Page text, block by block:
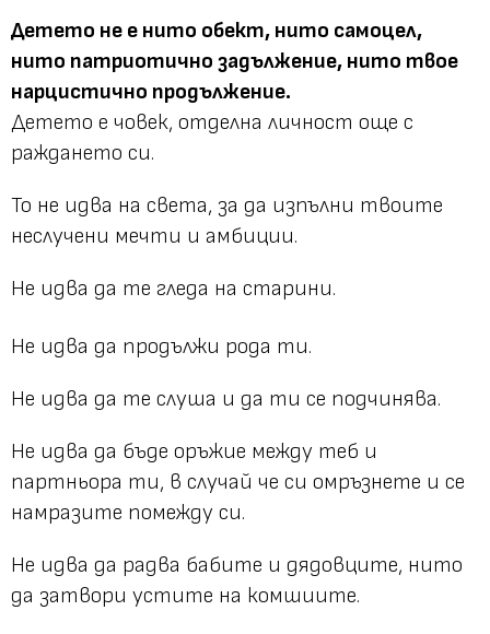
Детето не е нито обект, нито самоцел,
нито патриотично задължение, нито твое
нарцистично продължение.
Детето е човек, отделна личност още с
раждането си.
То не идва на света, за да изпълни твоите
неслучени мечти и амбиции.
Не идва да те гледа на старини.
Не идва да продължи рода ти.
Не идва да те слуша и да ти се подчинява.
Не идва да бъде оръжие между теб и
партньора ти, в случай че си омръзнете и се
намразите помежду си.
Не идва да радва бабите и дядовците, нито
да затвори устите на комшиите.